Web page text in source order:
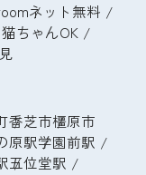
ネット無料
猫ちゃんOK
香芝市橿原市
原駅学園前駅
五位堂駅